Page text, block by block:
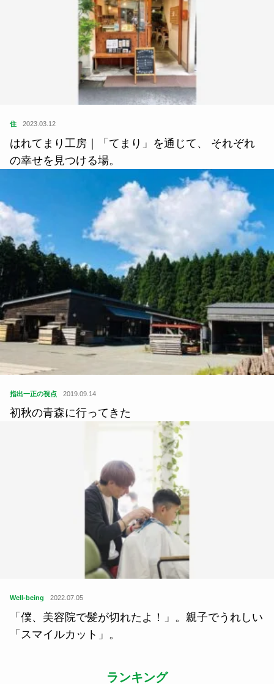
住 2023.03.12
はれてまり工房｜「てまり」を通じて、 それぞれ
の幸せを見つける場。
指出一正の視点 2019.09.14
初秋の青森に行ってきた
Well-being 2022.07.05
「僕、美容院で髪が切れたよ！」。親子でうれしい
「スマイルカット」。
ランキング